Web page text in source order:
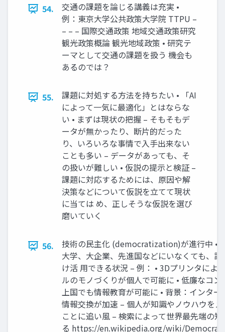
54.
交通の課題を論じる講義は充実 •
例：東京大学公共政策大学院 TTPU –
– – – 国際交通政策 地域交通政策研究
観光政策概論 観光地域政策 • 研究テ
ーマとして交通の課題を扱う 機会も
あるのでは？
55.
課題に対処する方法を持ちたい • 「AI
によって一気に最適化」とはならな
い • まずは現状の把握 – そもそもデ
ータが無かったり、断片的だった
り、いろいろな事情で入手出来ない
ことも多い – データがあっても、そ
の扱いが難しい • 仮説の提示と検証 –
課題に対応するためには、原因や解
決策などについて仮説を立てて現状
に当ては め、正しそうな仮説を選び
磨いていく
56.
技術の民主化 (democratization)が進行中 •
大学、大企業、先進国などにいなくても、
け活 用できる状況 – 例： • 3Dプリンタによ
ルのモノづくりが個人で可能に • 低廉なコ
上国でも情報教育が可能に • 背景：インタ
情報交換が加速 – 個人が知識やノウハウを
ことに追い風 – 検索によって世界最先端の
る https://en.wikipedia.org/wiki/